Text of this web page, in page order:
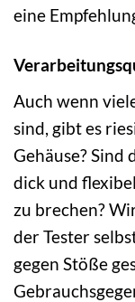
eine
Auch wenn
sind, gibt es
Gehäuse? Sind
dick und
zu brechen?
der Tester
gegen Stöße